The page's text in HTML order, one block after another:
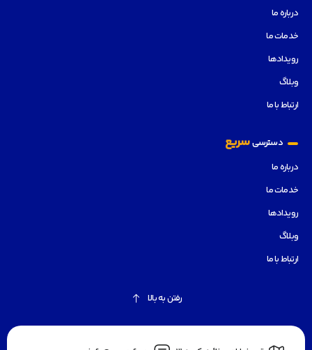
درباره ما
خدمات ما
رویدادها
وبلاگ
ارتباط با ما
دسترسیسریع
درباره ما
خدمات ما
رویدادها
وبلاگ
ارتباط با ما
رفتن به بالا